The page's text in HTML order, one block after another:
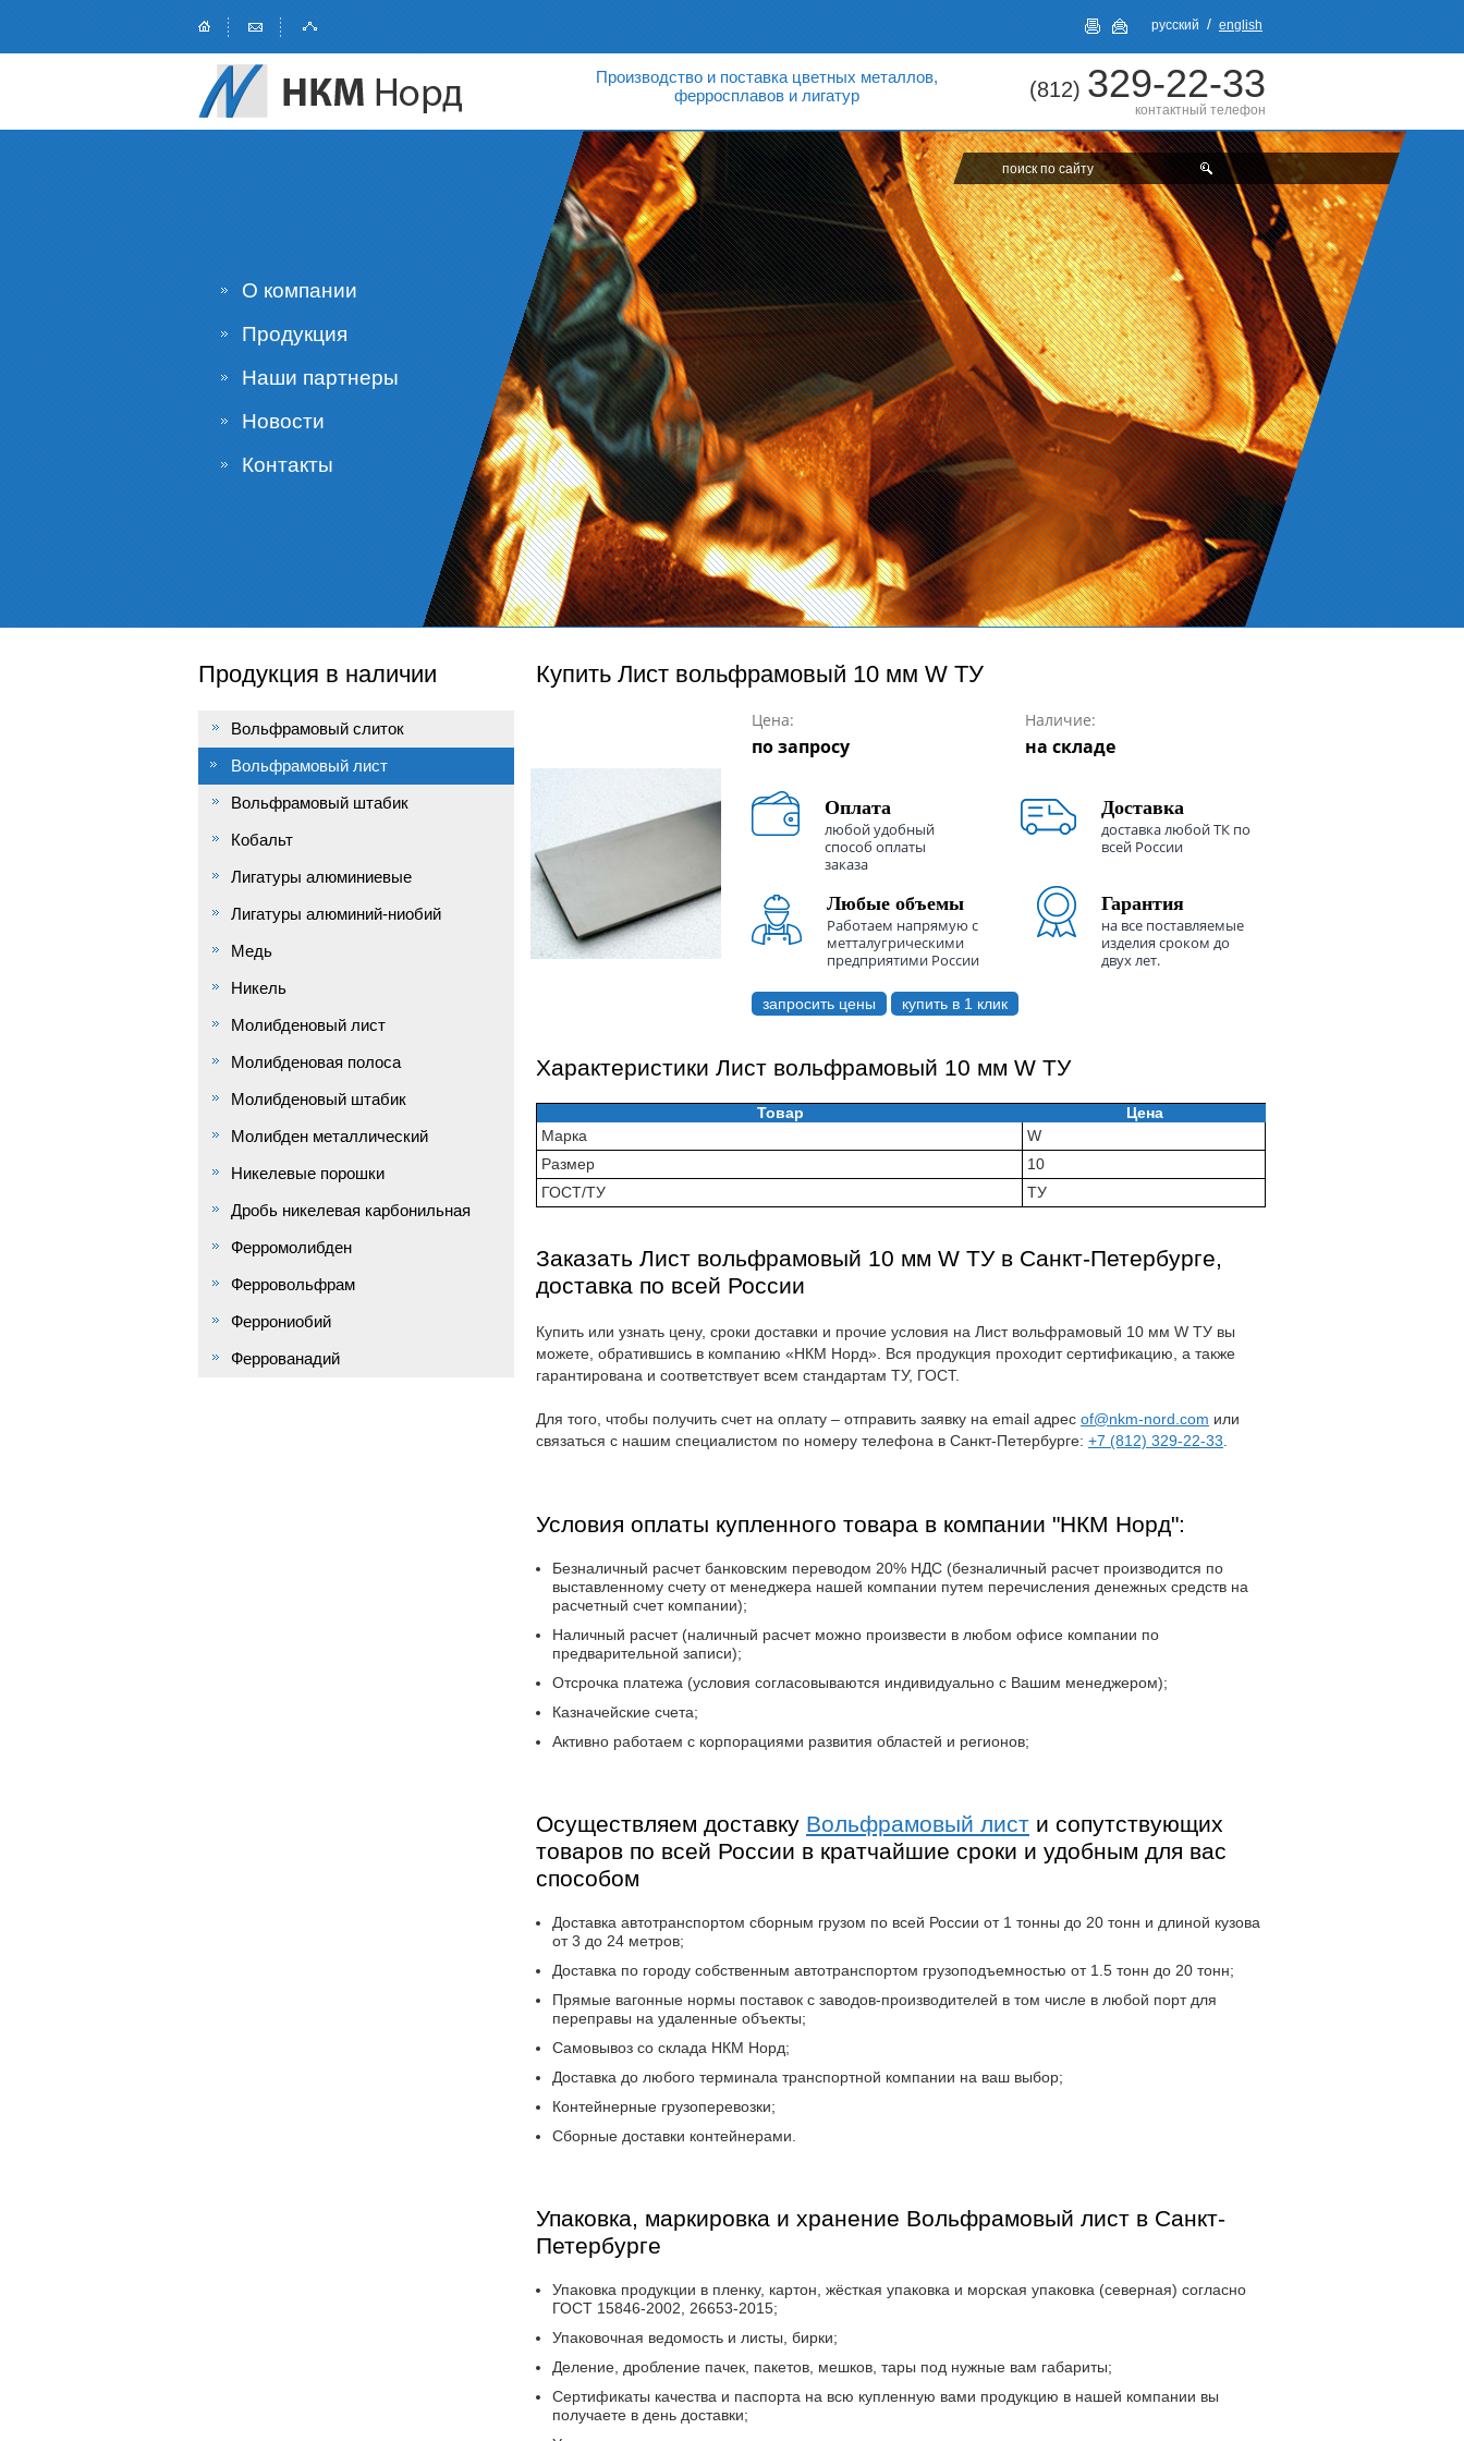
русский / english
(812) 329-22-33
контактный телефон
Производство и поставка цветных металлов,
ферросплавов и лигатур
О компании
Продукция
Наши партнеры
Новости
Контакты
Купить Лист вольфрамовый 10 мм W ТУ
Цена:
по запросу
Наличие:
на складе
Оплата
любой удобный
способ оплаты
заказа
Доставка
доставка любой ТК по
всей России
Любые объемы
Работаем напрямую с
метталугрическими
предприятими России
Гарантия
на все поставляемые
изделия сроком до
двух лет.
запросить цены купить в 1 клик
Характеристики Лист вольфрамовый 10 мм W ТУ
Товар
Цена
Марка
W
Размер
10
ГОСТ/ТУ
ТУ
Заказать Лист вольфрамовый 10 мм W ТУ в Санкт-Петербурге,
доставка по всей России
Купить или узнать цену, сроки доставки и прочие условия на Лист вольфрамовый 10 мм W ТУ вы
можете, обратившись в компанию «НКМ Норд». Вся продукция проходит сертификацию, а также
гарантирована и соответствует всем стандартам ТУ, ГОСТ.
Для того, чтобы получить счет на оплату – отправить заявку на email адрес of@nkm-nord.com или
связаться с нашим специалистом по номеру телефона в Санкт-Петербурге: +7 (812) 329-22-33
Условия оплаты купленного товара в компании "НКМ Норд":
Безналичный расчет банковским переводом 20% НДС (безналичный расчет производится по
выставленному счету от менеджера нашей компании путем перечисления денежных средств на
расчетный счет компании);
Наличный расчет (наличный расчет можно произвести в любом офисе компании по
предварительной записи);
Отсрочка платежа (условия согласовываются индивидуально с Вашим менеджером);
Казначейские счета;
Активно работаем с корпорациями развития областей и регионов;
Осуществляем доставку Вольфрамовый лист и сопутствующих
товаров по всей России в кратчайшие сроки и удобным для вас
способом
Доставка автотранспортом сборным грузом по всей России от 1 тонны до 20 тонн и длиной кузова
от 3 до 24 метров;
Доставка по городу собственным автотранспортом грузоподъемностью от 1.5 тонн до 20 тонн;
Прямые вагонные нормы поставок с заводов-производителей в том числе в любой порт для
переправы на удаленные объекты;
Самовывоз со склада НКМ Норд;
Доставка до любого терминала транспортной компании на ваш выбор;
Контейнерные грузоперевозки;
Сборные доставки контейнерами.
Упаковка, маркировка и хранение Вольфрамовый лист в Санкт-
Петербурге
Упаковка продукции в пленку, картон, жёсткая упаковка и морская упаковка (северная) согласно
ГОСТ 15846-2002, 26653-2015;
Упаковочная ведомость и листы, бирки;
Деление, дробление пачек, пакетов, мешков, тары под нужные вам габариты;
Сертификаты качества и паспорта на всю купленную вами продукцию в нашей компании вы
получаете в день доставки;
Продукция в наличии
Вольфрамовый слиток
Вольфрамовый лист
Вольфрамовый штабик
Кобальт
Лигатуры алюминиевые
Лигатуры алюминий-ниобий
Медь
Никель
Молибденовый лист
Молибденовая полоса
Молибденовый штабик
Молибден металлический
Никелевые порошки
Дробь никелевая карбонильная
Ферромолибден
Ферровольфрам
Феррониобий
Феррованадий